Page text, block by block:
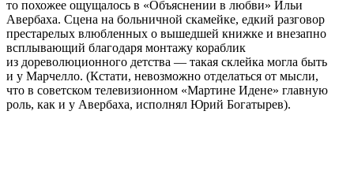
то похожее ощущалось в «Объяснении в любви» Ильи
Авербаха. Сцена на больничной скамейке, едкий разговор
престарелых влюбленных о вышедшей книжке и внезапно
всплывающий благодаря монтажу кораблик
из дореволюционного детства — такая склейка могла быть
и у Марчелло. (Кстати, невозможно отделаться от мысли,
что в советском телевизионном «Мартине Идене» главную
роль, как и у Авербаха, исполнял Юрий Богатырев).